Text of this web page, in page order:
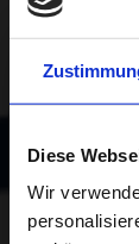
Diese
Wir